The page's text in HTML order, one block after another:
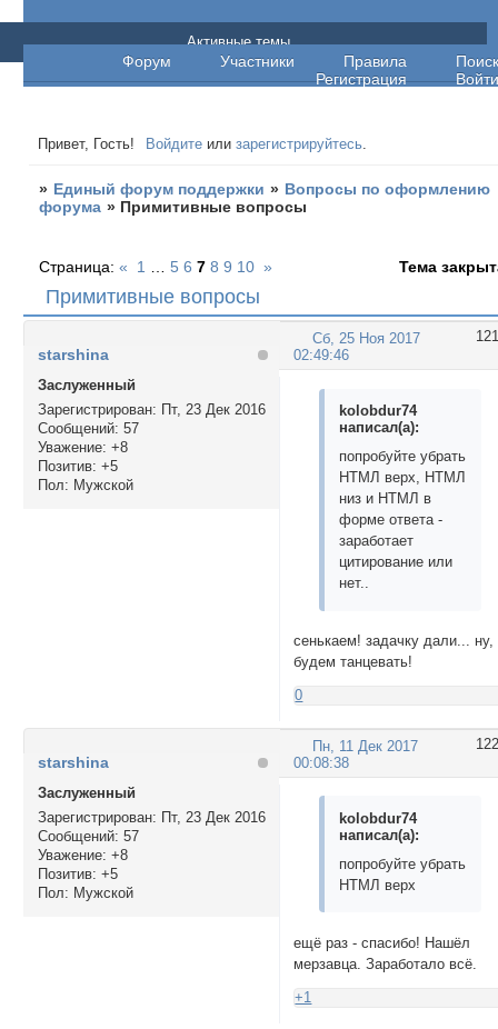
Единый форум поддержки
Форум Участники Правила
Поиск
Регистрация
Войти
Активные темы
Привет, Гость! Войдите илизарегистрируйтесь.
» Единый форум поддержки » Вопросы по оформлению
форума » Примитивные вопросы
Примитивные вопросы
Страница:« 1 5 6 7 8 9 10 » Тема
121
Сб, 25 Ноя 2017
02:49:46
starshina
Заслуженный
Зарегистрирован: Пт, 23 Дек 2016
Сообщений: 57
Уважение: +8
Позитив: +5
Пол: Мужской
kolobdur74
написал(а):
попробуйте убрать
НТМЛ верх, НТМЛ
низ и НТМЛ в
форме ответа -
заработает
цитирование или
нет..
сенькаем! задачку дали... ну,
будем танцевать!
0
122
Пн, 11 Дек 2017
00:08:38
starshina
Заслуженный
Зарегистрирован: Пт, 23 Дек 2016
Сообщений: 57
Уважение: +8
Позитив: +5
Пол: Мужской
kolobdur74
написал(а):
попробуйте убрать
НТМЛ верх
ещё раз - спасибо! Нашёл
мерзавца. Заработало всё.
+1